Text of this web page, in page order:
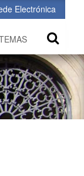
Electrónica